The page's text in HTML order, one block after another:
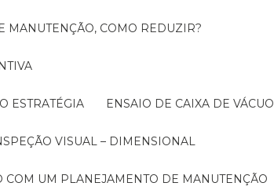
MANUTENÇÃO, COMO REDUZIR?
ESTRATÉGIA ENSAIO DE CAIXA DE VÁCUO
VISUAL – DIMENSIONAL
COM UM PLANEJAMENTO DE MANUTENÇÃO